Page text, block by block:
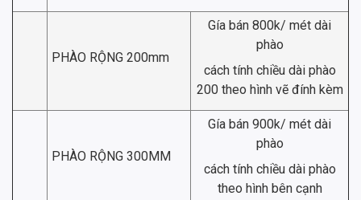
PHÀO RỘNG 200mm
Gía bán 800k/ mét dài
phào
cách tính chiều dài phào
200 theo hình vẽ đính kèm
PHÀO RỘNG 300MM
Gía bán 900k/ mét dài
phào
cách tính chiều dài phào
theo hình bên cạnh